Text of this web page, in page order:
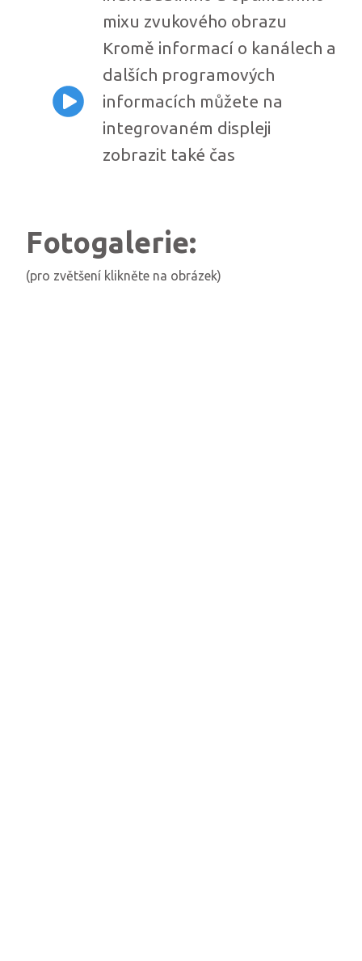
mixu zvukového obrazu
Kromě informací o kanálech a
dalších programových
informacích můžete na
integrovaném displeji
zobrazit také čas
Fotogalerie:
(pro zvětšení klikněte na obrázek)